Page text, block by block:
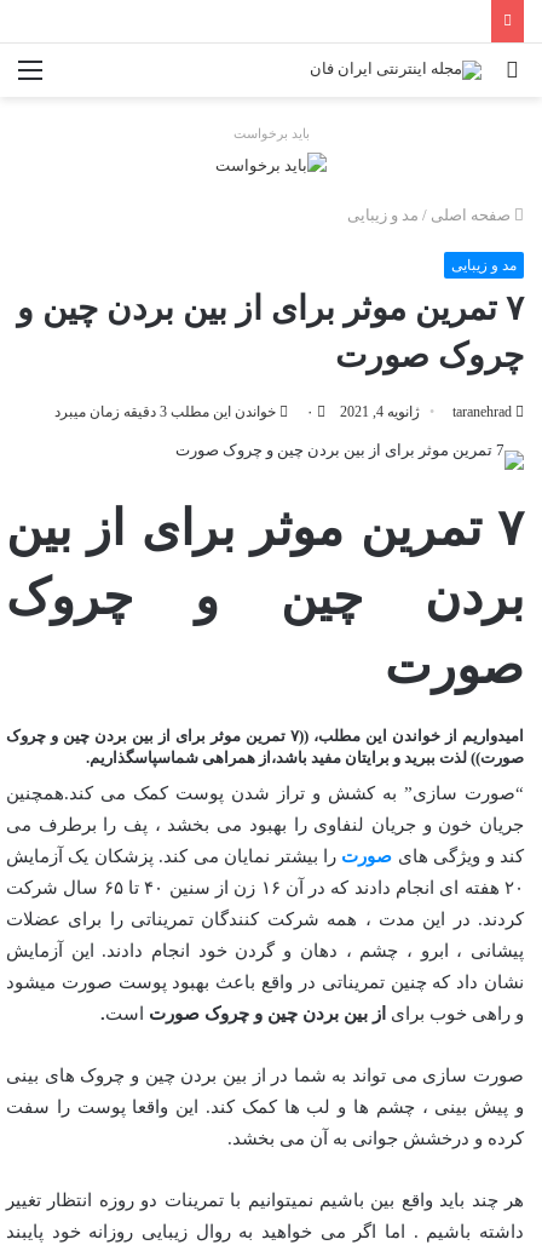
جستجو
باید برخواست
صفحه اصلی / مد و زیبایی
مد و زیبایی
۷ تمرین موثر برای از بین بردن چین و
چروک صورت
taranehrad ژانویه 4, 2021 ۰ خواندن این مطلب 3 دقیقه زمان میبرد
۷ تمرین موثر برای از بین
بردن چین و چروک
صورت
امیدواریم از خواندن این مطلب، ((۷ تمرین موثر برای از بین بردن چین و چروک
صورت)) لذت ببرید و برایتان مفید باشد،از همراهی شماسپاسگذاریم.
“صورت سازی” به کشش و تراز شدن پوست کمک می کند.همچنین
جریان خون و جریان لنفاوی را بهبود می بخشد ، پف را برطرف می
کند و ویژگی های صورت را بیشتر نمایان می کند. پزشکان یک آزمایش
۲۰ هفته ای انجام دادند که در آن ۱۶ زن از سنین ۴۰ تا ۶۵ سال شرکت
کردند. در این مدت ، همه شرکت کنندگان تمریناتی را برای عضلات
پیشانی ، ابرو ، چشم ، دهان و گردن خود انجام دادند. این آزمایش
نشان داد که چنین تمریناتی در واقع باعث بهبود پوست صورت میشود
و راهی خوب برای از بین بردن چین و چروک صورت است.
صورت سازی می تواند به شما در از بین بردن چین و چروک های بینی
و پیش بینی ، چشم ها و لب ها کمک کند. این واقعا پوست را سفت
کرده و درخشش جوانی به آن می بخشد.
هر چند باید واقع بین باشیم نمیتوانیم با تمرینات دو روزه انتظار تغییر
داشته باشیم . اما اگر می خواهید به روال زیبایی روزانه خود پایبند